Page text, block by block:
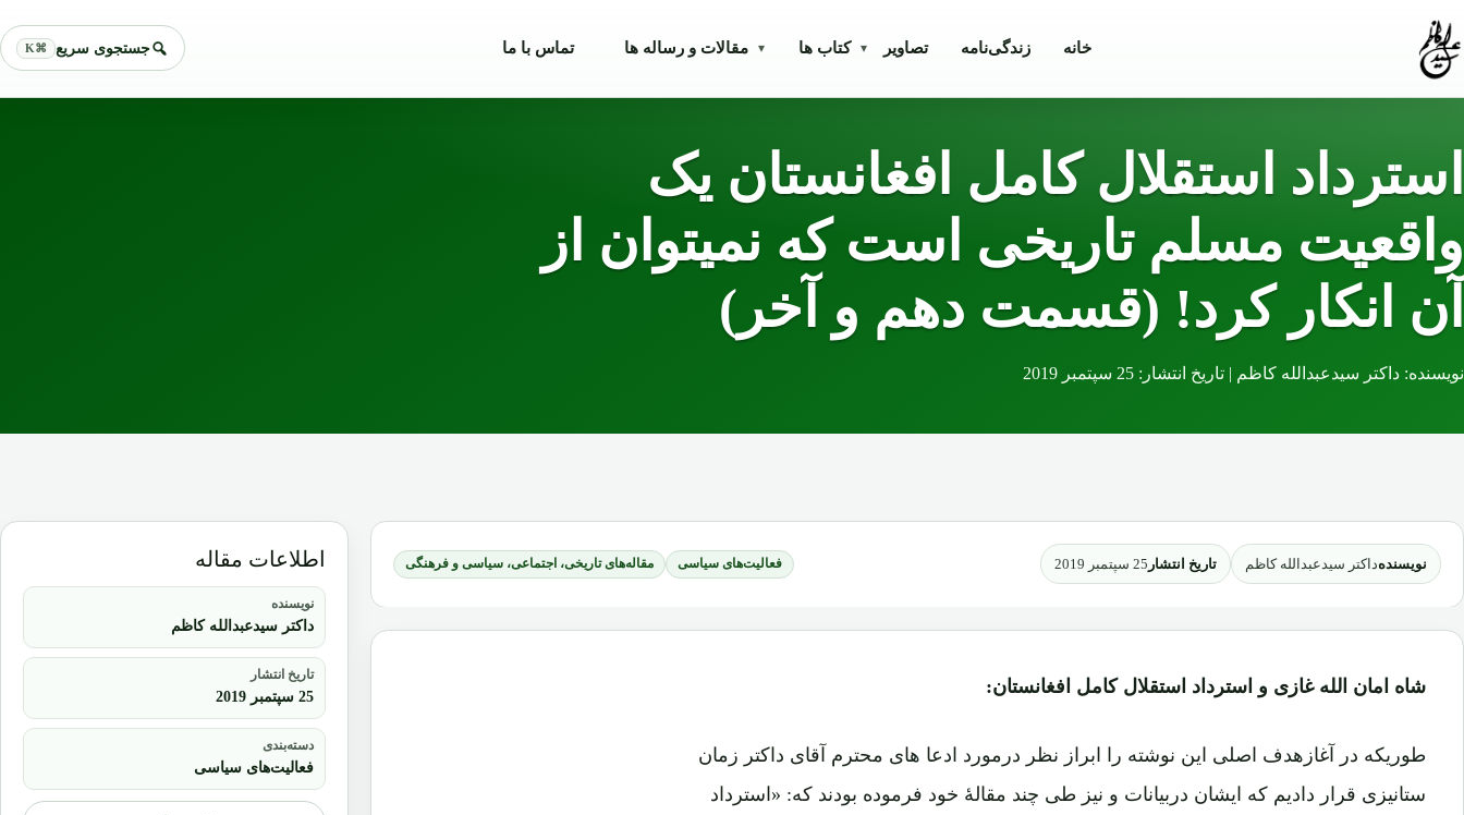
خانه زندگی‌نامه تصاویر کتاب ها ▾ مقالات و رساله ها ▾ تماس با ما جستجوی سریع ⌘K
استرداد استقلال کامل افغانستان یک
واقعیت مسلم تاریخی است که نمیتوان از
آن انکار کرد! (قسمت دهم و آخر)
نویسنده: داکتر سیدعبدالله کاظم | تاریخ انتشار: 25 سپتمبر 2019
نویسندهداکتر سیدعبدالله کاظم تاریخ انتشار25 سپتمبر 2019 فعالیت‌های سیاسی مقاله‌های تاریخی، اجتماعی، سیاسی و فرهنگی
شاه امان الله غازی و استرداد استقلال کامل افغانستان:
طوریکه در آغازهدف اصلی این نوشته را ابراز نظر درمورد ادعا های محترم آقای داکتر زمان
ستانیزی قرار دادیم که ایشان دربیانات و نیز طی چند مقالۀ خود فرموده بودند که: «استرداد
اطلاعات مقاله
نویسنده
داکتر سیدعبدالله کاظم
تاریخ انتشار
25 سپتمبر 2019
دسته‌بندی
فعالیت‌های سیاسی